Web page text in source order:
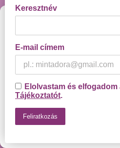
Cookie
Weboldalunkon olyan megoldásokat
szabottabb élményt tudunk nyújtani és
tudunk megjeleníteni Neked. Ehhez
Vezetéknév
Keresztnév
E-mail címem
Keresztnév
E-mail címem
Elolvastam és elfogadom
Tájékoztatót.